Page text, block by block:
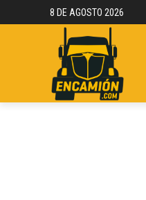
8 DE AGOSTO 2026